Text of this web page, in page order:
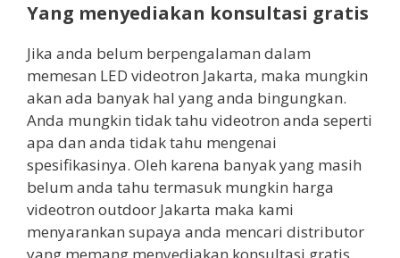
Yang menyediakan konsultasi gratis
Jika anda belum berpengalaman dalam
memesan LED videotron Jakarta, maka mungkin
akan ada banyak hal yang anda bingungkan.
Anda mungkin tidak tahu videotron anda seperti
apa dan anda tidak tahu mengenai
spesifikasinya. Oleh karena banyak yang masih
belum anda tahu termasuk mungkin harga
videotron outdoor Jakarta maka kami
menyarankan supaya anda mencari distributor